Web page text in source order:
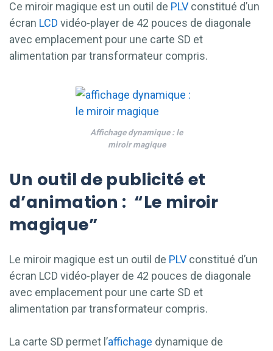
Ce miroir magique est un outil de PLV constitué d’un
écran LCD vidéo-player de 42 pouces de diagonale
avec emplacement pour une carte SD et
alimentation par transformateur compris.
Affichage dynamique : le
miroir magique
Un outil de publicité et
d’animation : “Le miroir
magique”
Le miroir magique est un outil de PLV constitué d’un
écran LCD vidéo-player de 42 pouces de diagonale
avec emplacement pour une carte SD et
alimentation par transformateur compris.
La carte SD permet l’affichage dynamique de